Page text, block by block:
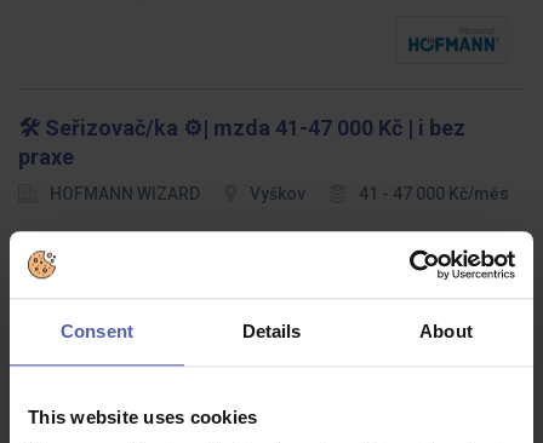
Consent Details About
This website uses cookies
🛠️ Seřizovač/ka ⚙️| mzda 41-47 000 Kč | i bez
praxe
HOFMANN WIZARD Vyškov 41 - 47 000 Kč/měs
plastů hledáme nového kolegu / novou kolegyni na pozici
Seřizovač/ka. Vítáme i absolventy — čeká vás odborné zaškolení,
podpora zkušeného…